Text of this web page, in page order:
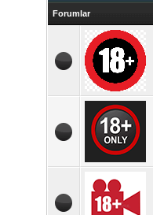
Forumlar